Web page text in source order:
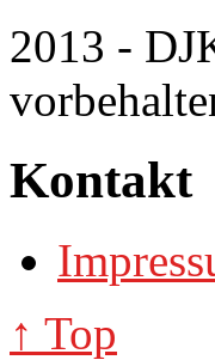
2013 -
Kontakt
↑ Top